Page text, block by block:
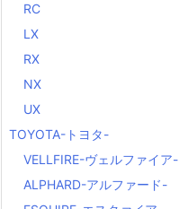
RC
LX
RX
NX
UX
TOYOTA-トヨタ-
VELLFIRE-ヴェルファイア-
ALPHARD-アルファード-